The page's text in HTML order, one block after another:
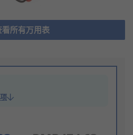
看所有万用表